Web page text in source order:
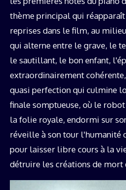
thème principal qui
reprises dans le film, au
qui alterne entre le grave, le
le sautillant, le bon enfant,
extraordinairement
quasi perfection qui culmine
finale somptueuse, où le
la folie royale, endormi sur
réveille à son tour l'humanité
pour laisser libre cours à la
détruire les créations de mort